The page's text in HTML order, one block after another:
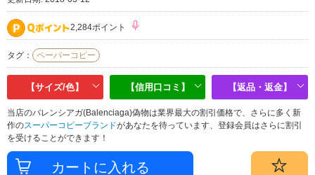
2,284ポイント
タグ： ペーパーコピー
【サイズ/色】 【信用口コミ】 【返品・返金】
当店のバレンシアガ(Balenciaga)偽物は業界最大の割引価格で、さらに多く新
作のスーパーコピーブランドがあなたを待っています、登録会員はさらに割引
を受けることができます！